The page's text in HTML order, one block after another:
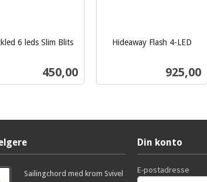
6 leds Slim Blits
Pris
450,00
Hideaway Flash 4-LED
Pris
925,00
Sailingchord med krom Svivel
Din konto
E-postadresse